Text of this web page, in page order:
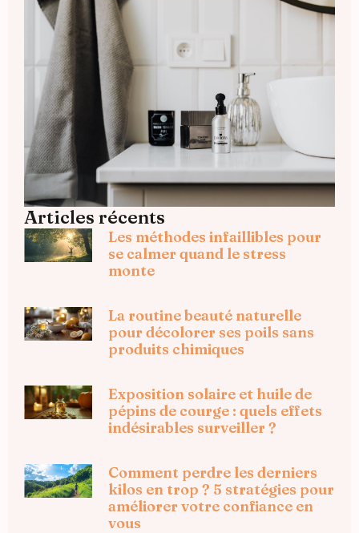
Articles récents
Les méthodes infaillibles pour
se calmer quand le stress
monte
La routine beauté naturelle
pour décolorer ses poils sans
produits chimiques
Exposition solaire et huile de
pépins de courge : quels effets
indésirables surveiller ?
Comment perdre les derniers
kilos en trop ? 5 stratégies pour
améliorer votre confiance en
vous